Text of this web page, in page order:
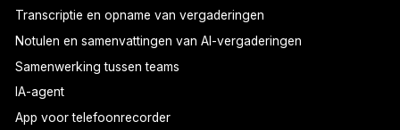
Transcriptie en opname van vergaderingen
Notulen en samenvattingen van AI-vergaderingen
Samenwerking tussen teams
IA-agent
App voor telefoonrecorder